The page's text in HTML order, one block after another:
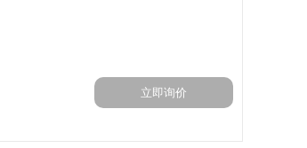
立即询价